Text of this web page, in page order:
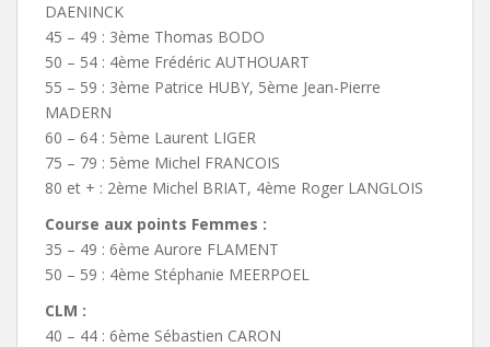
DAENINCK
45 – 49 : 3ème Thomas BODO
50 – 54 : 4ème Frédéric AUTHOUART
55 – 59 : 3ème Patrice HUBY, 5ème Jean-Pierre
MADERN
60 – 64 : 5ème Laurent LIGER
75 – 79 : 5ème Michel FRANCOIS
80 et + : 2ème Michel BRIAT, 4ème Roger LANGLOIS
Course aux points Femmes :
35 – 49 : 6ème Aurore FLAMENT
50 – 59 : 4ème Stéphanie MEERPOEL
CLM :
40 – 44 : 6ème Sébastien CARON